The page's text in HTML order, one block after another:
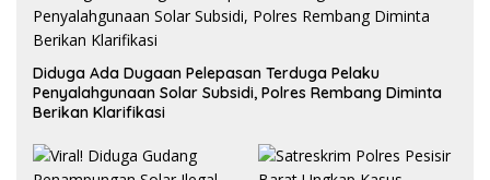
Diduga Ada Dugaan Pelepasan Terduga Pelaku
Penyalahgunaan Solar Subsidi, Polres Rembang Diminta
Berikan Klarifikasi